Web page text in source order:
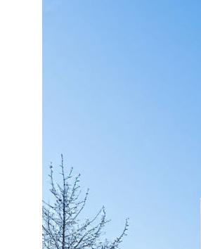
ИНН 6165223708
г. Ростов-на-Дону,
ул. Вавилова 73Д, оф. 313
ООО СК "БРАИТ-ГРУПП"
8 (863) 229-06-65
8 (938) 121-44-19